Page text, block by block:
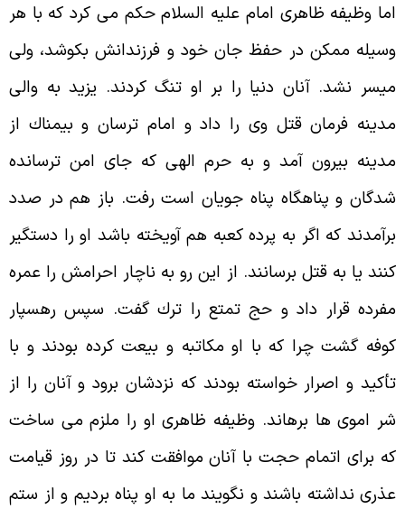
وظيفه ظاهرى امام عليه السلام حكم مى كرد كه با هر
ممكن در حفظ جان خود و فرزندانش بكوشد، ولى
نشد. آنان دنيا را بر او تنگ كردند. يزيد به والى
فرمان قتل وى را داد و امام ترسان و بيمناك از
بيرون آمد و به حرم الهى كه جاى امن ترسانده
و پناهگاه پناه جويان است رفت. باز هم در صدد
كه اگر به پرده كعبه هم آويخته باشد او را دستگير
يا به قتل برسانند. از اين رو به ناچار احرامش را عمره
قرار داد و حج تمتع را ترك گفت. سپس رهسپار
گشت چرا كه با او مكاتبه و بيعت كرده بودند و با
و اصرار خواسته بودند كه نزدشان برود و آنان را از
اموى ها برهاند. وظيفه ظاهرى او را ملزم مى ساخت
براى اتمام حجت با آنان موافقت كند تا در روز قيامت
نداشته باشند و نگويند ما به او پناه برديم و از ستم